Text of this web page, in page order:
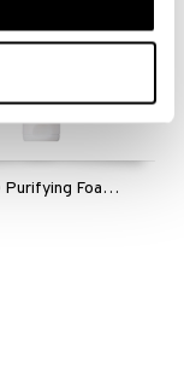
Biosource Purifying Foaming Cleanser - N/C Skin